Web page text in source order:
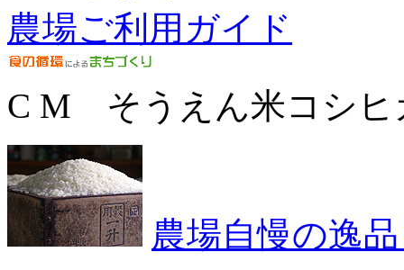
農場ご利用ガイド
C M そうえん米コシヒ
農場自慢の逸